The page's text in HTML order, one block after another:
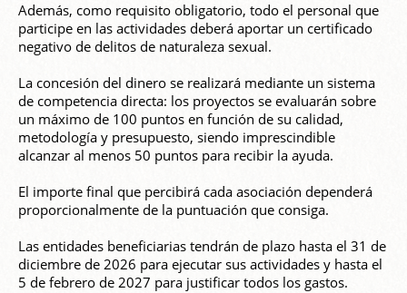
Además, como requisito obligatorio, todo el personal que
participe en las actividades deberá aportar un certificado
negativo de delitos de naturaleza sexual.
La concesión del dinero se realizará mediante un sistema
de competencia directa: los proyectos se evaluarán sobre
un máximo de 100 puntos en función de su calidad,
metodología y presupuesto, siendo imprescindible
alcanzar al menos 50 puntos para recibir la ayuda.
El importe final que percibirá cada asociación dependerá
proporcionalmente de la puntuación que consiga.
Las entidades beneficiarias tendrán de plazo hasta el 31 de
diciembre de 2026 para ejecutar sus actividades y hasta el
5 de febrero de 2027 para justificar todos los gastos.